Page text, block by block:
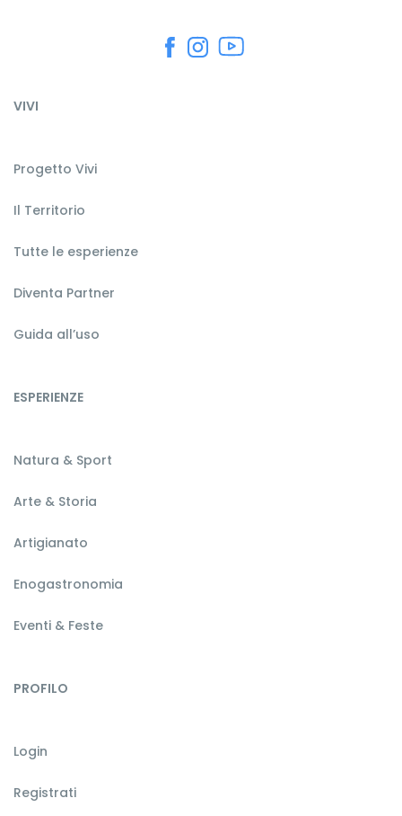
VIVI
Progetto Vivi
Il Territorio
Tutte le esperienze
Diventa Partner
Guida all’uso
ESPERIENZE
Natura & Sport
Arte & Storia
Artigianato
Enogastronomia
Eventi & Feste
PROFILO
Login
Registrati